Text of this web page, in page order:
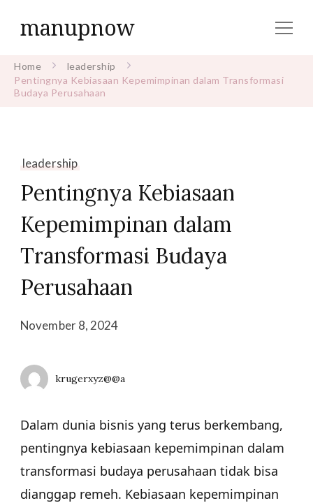
manupnow
Home
leadership
Pentingnya Kebiasaan Kepemimpinan dalam Transformasi
Budaya Perusahaan
leadership
Pentingnya Kebiasaan
Kepemimpinan dalam
Transformasi Budaya
Perusahaan
November 8, 2024
krugerxyz@@a
Dalam dunia bisnis yang terus berkembang,
pentingnya kebiasaan kepemimpinan dalam
transformasi budaya perusahaan tidak bisa
dianggap remeh. Kebiasaan kepemimpinan